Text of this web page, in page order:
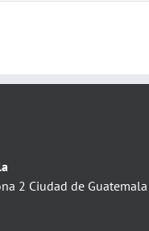
2 Ciudad de Guatemala